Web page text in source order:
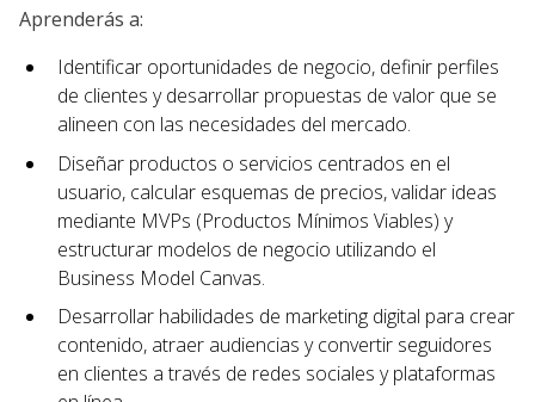
Aprenderás a:
Identificar oportunidades de negocio, definir perfiles
de clientes y desarrollar propuestas de valor que se
alineen con las necesidades del mercado.
Diseñar productos o servicios centrados en el
usuario, calcular esquemas de precios, validar ideas
mediante MVPs (Productos Mínimos Viables) y
estructurar modelos de negocio utilizando el
Business Model Canvas.
Desarrollar habilidades de marketing digital para crear
contenido, atraer audiencias y convertir seguidores
en clientes a través de redes sociales y plataformas